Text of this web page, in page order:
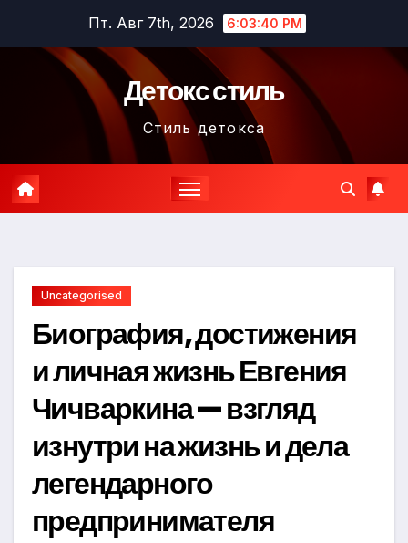
содержимому
Пт. Авг 7th, 2026 6:03:41 PM
Детокс стиль
Стиль детокса
Uncategorised
Биография, достижения
и личная жизнь Евгения
Чичваркина — взгляд
изнутри на жизнь и дела
легендарного
предпринимателя